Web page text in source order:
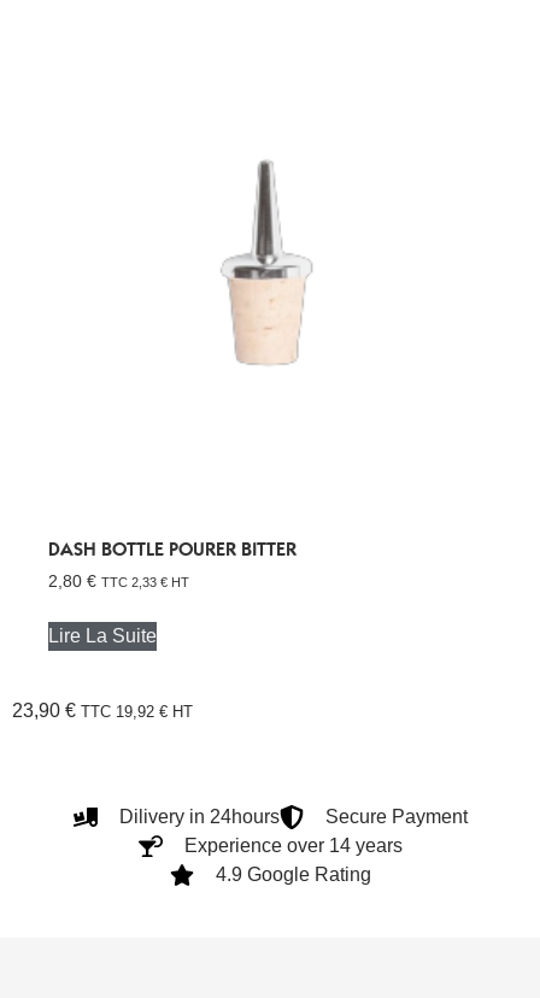
DASH BOTTLE POURER BITTER
2,80 € TTC 2,33 € HT
Lire La Suite
23,90 € TTC 19,92 € HT
Dilivery in 24hours
Secure Payment
Experience over 14 years
4.9 Google Rating